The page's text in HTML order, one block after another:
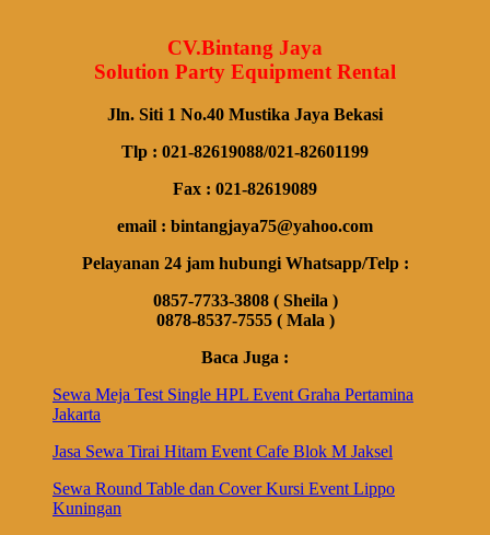
CV.Bintang Jaya
Solution Party Equipment Rental
Jln. Siti 1 No.40 Mustika Jaya Bekasi
Tlp : 021-82619088/021-82601199
Fax : 021-82619089
email : bintangjaya75@yahoo.com
Pelayanan 24 jam hubungi Whatsapp/Telp :
0857-7733-3808 ( Sheila )
0878-8537-7555 ( Mala )
Baca Juga :
Sewa Meja Test Single HPL Event Graha Pertamina
Jakarta
Jasa Sewa Tirai Hitam Event Cafe Blok M Jaksel
Sewa Round Table dan Cover Kursi Event Lippo
Kuningan